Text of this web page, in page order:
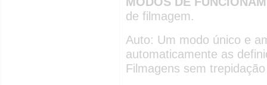
de filmagem.
Auto: Um modo único e
automaticamente as
Filmagens sem